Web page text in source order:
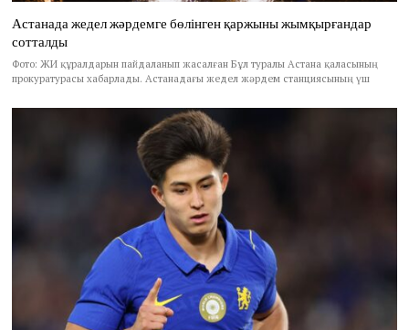
Астанада жедел жәрдемге бөлінген қаржыны жымқырғандар
сотталды
Фото: ЖИ құралдарын пайдаланып жасалған Бұл туралы Астана қаласының
прокуратурасы хабарлады. Астанадағы жедел жәрдем станциясының үш